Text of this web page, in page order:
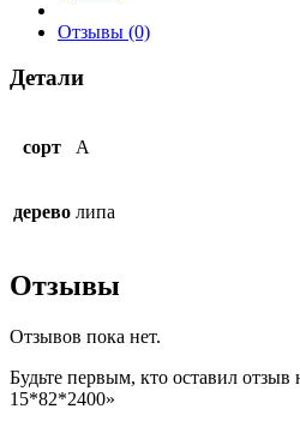
15*82*2400
Отзывы (0)
Детали
сорт A
дерево липа
Отзывы
Отзывов пока нет.
Будьте первым, кто оставил
15*82*2400»